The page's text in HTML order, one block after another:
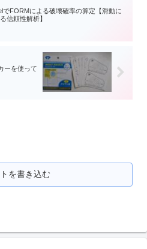
でFORMによる破壊確率の算定【滑動に
信頼性解析】
ーを使って
を書き込む